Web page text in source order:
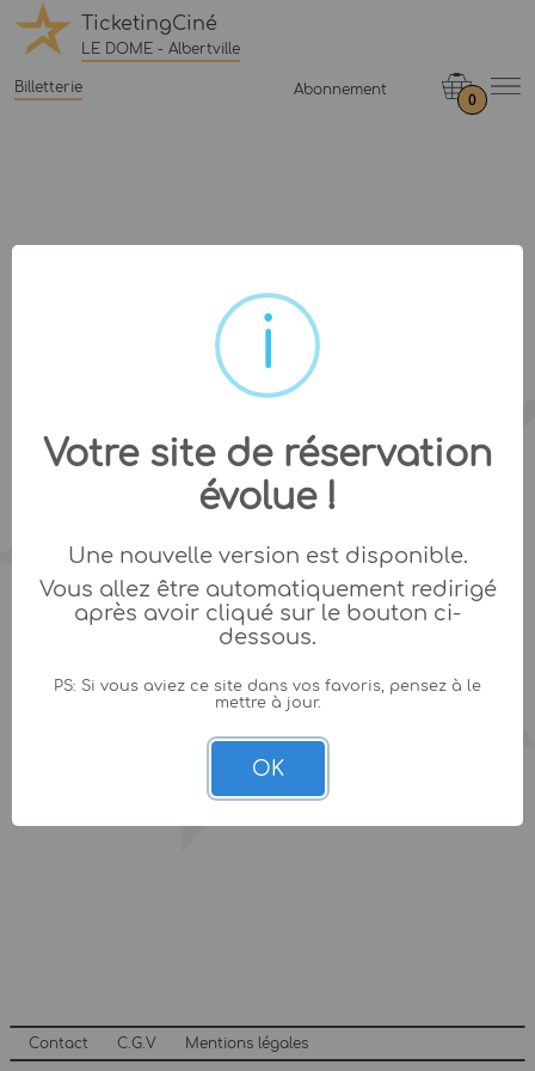
TicketingCiné
LE DOME - Albertville
Billetterie Abonnement
0
Contact C.G.V Mentions légales
Votre site de réservation
évolue !
Une nouvelle version est disponible.
Vous allez être automatiquement redirigé
après avoir cliqué sur le bouton ci-
dessous.
PS: Si vous aviez ce site dans vos favoris, pensez à le
mettre à jour.
OK